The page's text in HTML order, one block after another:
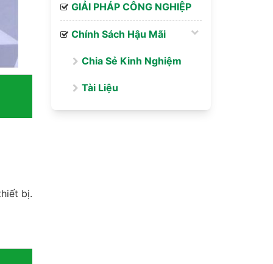
bị.
GIẢI PHÁP CÔNG NGHIỆP
Chính Sách Hậu Mãi
Chia Sẻ Kinh Nghiệm
Tài Liệu